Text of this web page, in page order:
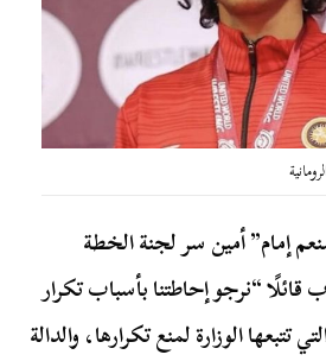
إمام” أمين سر لجنة الخطة
قائلًا “نرجو إحاطتنا بأسباب تكرار
تتبعها الوزارة لمنع تكرارها، والدالة